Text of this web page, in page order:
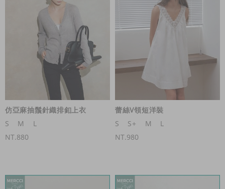
仿亞麻抽鬚針織排釦上衣
S
M
L
NT.880
蕾絲V領短洋裝
S
S+ M
L
NT.980